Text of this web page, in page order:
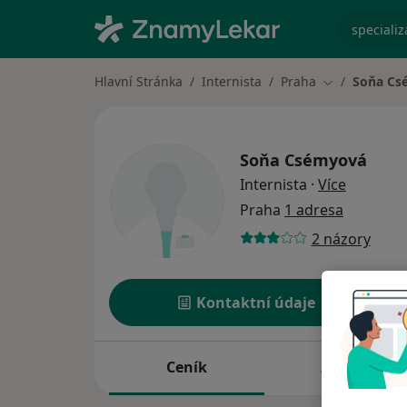
Hlavní Stránka Internista Praha Změna města
Soňa
Soňa Csémyová
Internista · Více
Praha 1 adresa
2 názory
Kontaktní údaje
Ceník Adresy